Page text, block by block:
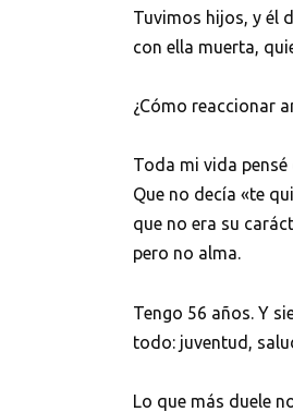
Tuvimos hijos, y él
con ella muerta,
¿Cómo reaccionar
Toda mi vida
Que no decía «te
que no era su
pero no alma.
Tengo 56 años. Y
todo: juventud,
Lo que más duele